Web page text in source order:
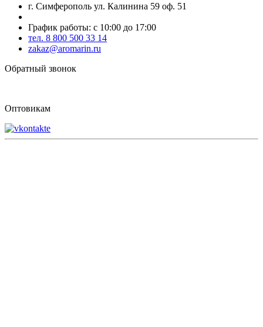
г. Симферополь ул. Калинина 59 оф. 51
График работы: с 10:00 до 17:00
тел. 8 800 500 33 14
zakaz@aromarin.ru
Обратный звонок
Оптовикам